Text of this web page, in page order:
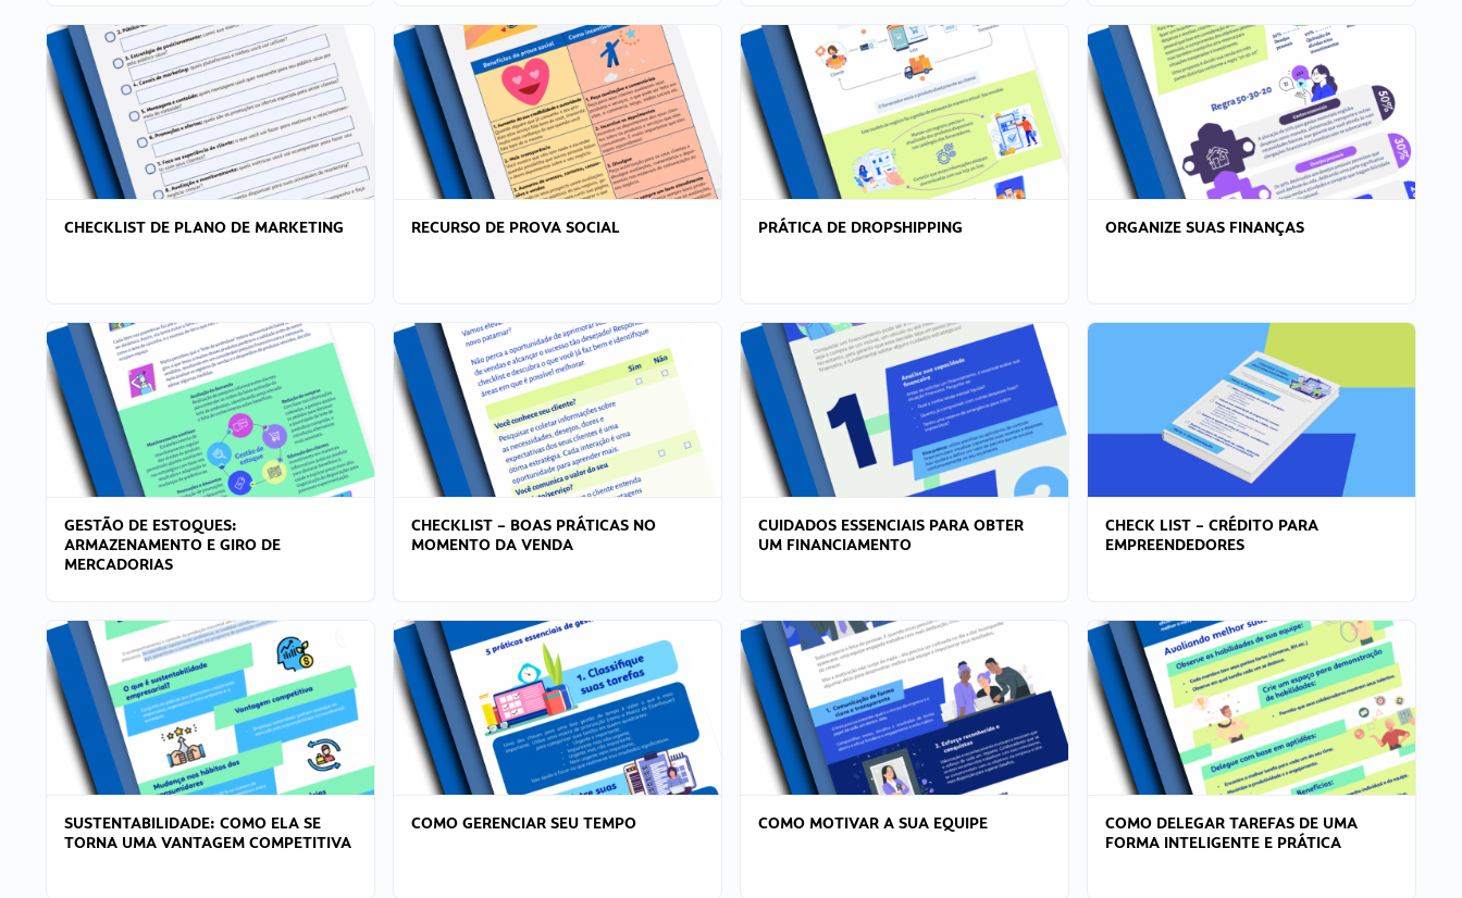
CHECKLIST DE PLANO DE MARKETING RECURSO DE PROVA SOCIAL PRÁTICA DE DROPSHIPPING ORGANIZE SUAS FINANÇAS
GESTÃO DE ESTOQUES:
ARMAZENAMENTO E GIRO DE
MERCADORIAS
CHECKLIST – BOAS PRÁTICAS NO
MOMENTO DA VENDA
CUIDADOS ESSENCIAIS PARA OBTER
UM FINANCIAMENTO
CHECK LIST – CRÉDITO PARA
EMPREENDEDORES
SUSTENTABILIDADE: COMO ELA SE
TORNA UMA VANTAGEM COMPETITIVA
COMO GERENCIAR SEU TEMPO COMO MOTIVAR A SUA EQUIPE
COMO DELEGAR TAREFAS DE UMA
FORMA INTELIGENTE E PRÁTICA